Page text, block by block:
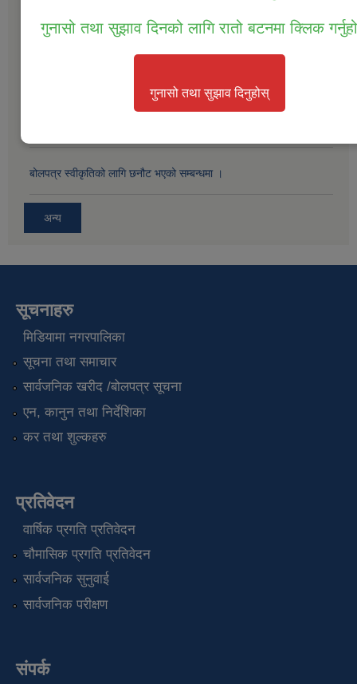
बोलपत्र स्वीकृतिको लागि छनौट भएको सम्बन्धमा ।
अन्य
सूचनाहरु
मिडियामा नगरपालिका
सूचना तथा समाचार
सार्वजनिक खरीद /बोलपत्र सूचना
एन, कानुन तथा निर्देशिका
कर तथा शुल्कहरु
प्रतिवेदन
वार्षिक प्रगति प्रतिवेदन
चौमासिक प्रगति प्रतिवेदन
सार्वजनिक सुनुवाई
सार्वजनिक परीक्षण
संपर्क
गुनासो तथा सुझाव दिनको लागि रातो बटनमा क्लिक
गुनासो तथा सुझाव दिनुहोस्